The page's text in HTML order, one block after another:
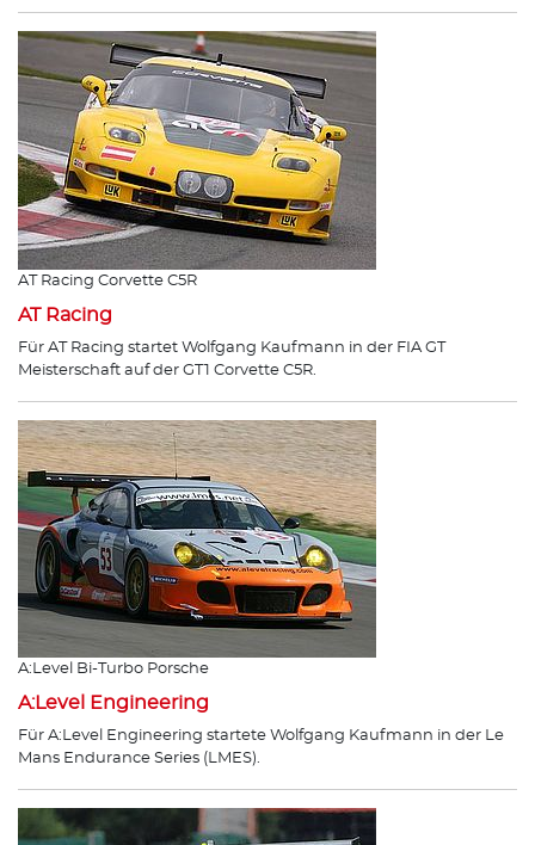
AT Racing Corvette C5R
AT Racing
Für AT Racing startet Wolfgang Kaufmann in der FIA GT
Meisterschaft auf der GT1 Corvette C5R.
A:Level Bi-Turbo Porsche
A:Level Engineering
Für A:Level Engineering startete Wolfgang Kaufmann in der Le
Mans Endurance Series (LMES).